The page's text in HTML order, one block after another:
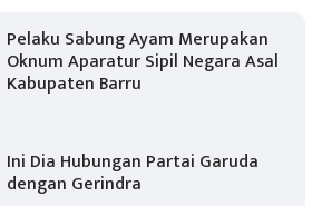
Pelaku Sabung Ayam Merupakan
Oknum Aparatur Sipil Negara Asal
Kabupaten Barru
Ini Dia Hubungan Partai Garuda
dengan Gerindra